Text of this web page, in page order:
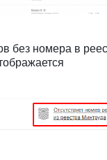
без номера в